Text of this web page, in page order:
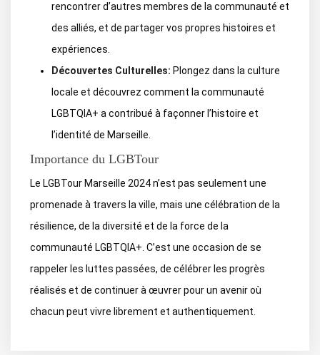
rencontrer d’autres membres de la communauté et
des alliés, et de partager vos propres histoires et
expériences.
Découvertes Culturelles: Plongez dans la culture
locale et découvrez comment la communauté
LGBTQIA+ a contribué à façonner l’histoire et
l’identité de Marseille.
Importance du LGBTour
Le LGBTour Marseille 2024 n’est pas seulement une
promenade à travers la ville, mais une célébration de la
résilience, de la diversité et de la force de la
communauté LGBTQIA+. C’est une occasion de se
rappeler les luttes passées, de célébrer les progrès
réalisés et de continuer à œuvrer pour un avenir où
chacun peut vivre librement et authentiquement.